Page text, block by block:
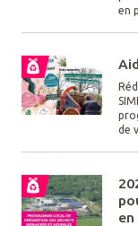
en
de
en